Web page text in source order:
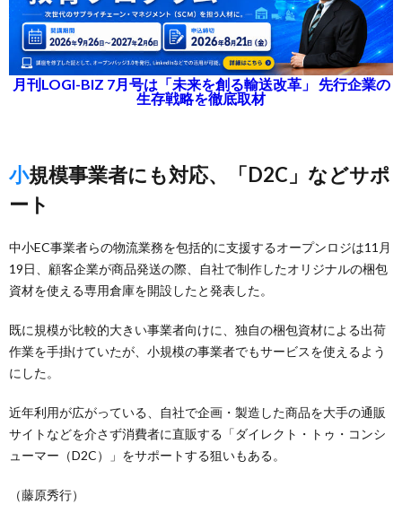
月刊LOGI-BIZ 7月号は「未来を創る輸送改革」 先行企業の
生存戦略を徹底取材
小規模事業者にも対応、「D2C」などサポ
ート
中小EC事業者らの物流業務を包括的に支援するオープンロジは11月
19日、顧客企業が商品発送の際、自社で制作したオリジナルの梱包
資材を使える専用倉庫を開設したと発表した。
既に規模が比較的大きい事業者向けに、独自の梱包資材による出荷
作業を手掛けていたが、小規模の事業者でもサービスを使えるよう
にした。
近年利用が広がっている、自社で企画・製造した商品を大手の通販
サイトなどを介さず消費者に直販する「ダイレクト・トゥ・コンシ
ューマー（D2C）」をサポートする狙いもある。
（藤原秀行）